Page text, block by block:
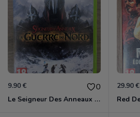
9.90 € 0
Le Seigneur Des Anneaux - La Guerre Du Nord Xbox 360
29.90 €